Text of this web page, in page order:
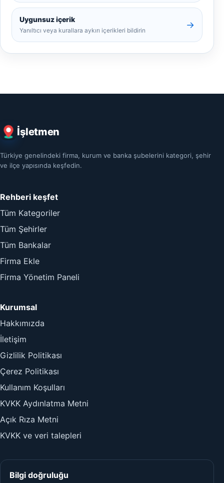
Uygunsuz içerik
Yanıltıcı veya kurallara aykırı içerikleri bildirin
→
İşletmen
Türkiye genelindeki firma, kurum ve banka şubelerini kategori, şehir
ve ilçe yapısında keşfedin.
Rehberi keşfet
Tüm Kategoriler
Tüm Şehirler
Tüm Bankalar
Firma Ekle
Firma Yönetim Paneli
Kurumsal
Hakkımızda
İletişim
Gizlilik Politikası
Çerez Politikası
Kullanım Koşulları
KVKK Aydınlatma Metni
Açık Rıza Metni
KVKK ve veri talepleri
Bilgi doğruluğu